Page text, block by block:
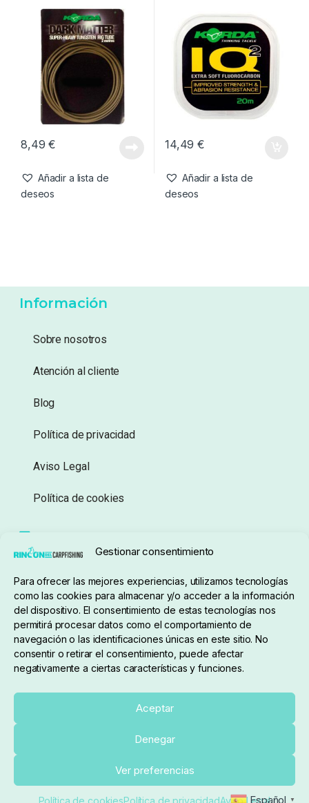
Gestionar consentimiento
Para ofrecer las mejores experiencias, utilizamos tecnologías
como las cookies para almacenar y/o acceder a la información
del dispositivo. El consentimiento de estas tecnologías nos
permitirá procesar datos como el comportamiento de
navegación o las identificaciones únicas en este sitio. No
consentir o retirar el consentimiento, puede afectar
negativamente a ciertas características y funciones.
Aceptar
Denegar
Ver preferencias
Política de cookiesPolítica de privacidadAviso Legal
8,49€
Añadir a lista de
deseos
14,49€
Añadir a lista de
deseos
Información
Sobre nosotros
Atención al cliente
Blog
Política de privacidad
Aviso Legal
Política de cookies
Sobre nosotros
910 824 923
Español
▼